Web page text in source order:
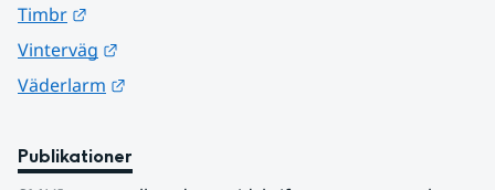
Timbr
Vinterväg
Väderlarm
Publikationer